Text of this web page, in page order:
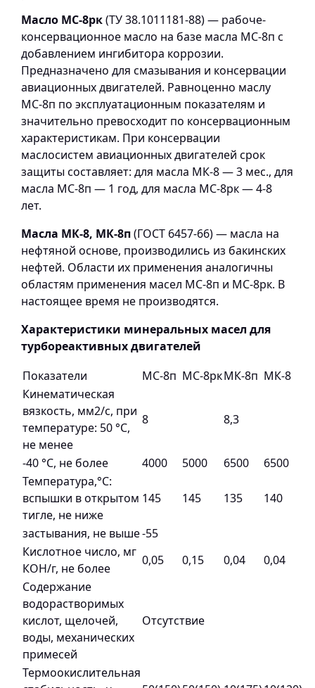
Масло МС-8рк(ТУ 38.1011181-88) — рабоче-
консервационное масло на базе масла МС-8п с
добавлением ингибитора коррозии.
Предназначено для смазывания и консервации
авиационных двигателей. Равноценно маслу
МС-8п по эксплуатационным показателям и
значительно превосходит по консервационным
характеристикам. При консервации
маслосистем авиационных двигателей срок
защиты составляет: для масла МК-8 — 3 мес., для
масла МС-8п — 1 год, для масла МС-8рк — 4-8
лет.
Масла МК-8, МК-8п(ГОСТ 6457-66) — масла на
нефтяной основе, производились из бакинских
нефтей. Области их применения аналогичны
областям применения масел МС-8п и МС-8рк. В
настоящее время не производятся.
Характеристики минеральных масел для
турбореактивных двигателей
Показатели
МС-8п МС-8ркМК-8п МК-8
Кинематическая
вязкость, мм2/с, при
температуре: 50 °С,
не менее
8 8,3
-40 °С, не более 4000 5000 6500
6500
Температура,°С:
вспышки в открытом
тигле, не ниже
145 145 135 140
застывания, не выше-55
Кислотное число, мг
КОН/г, не более
0,05 0,15 0,04
0,04
Содержание
водорастворимых
кислот, щелочей,
воды, механических
примесей
Отсутствие
Термоокислительная